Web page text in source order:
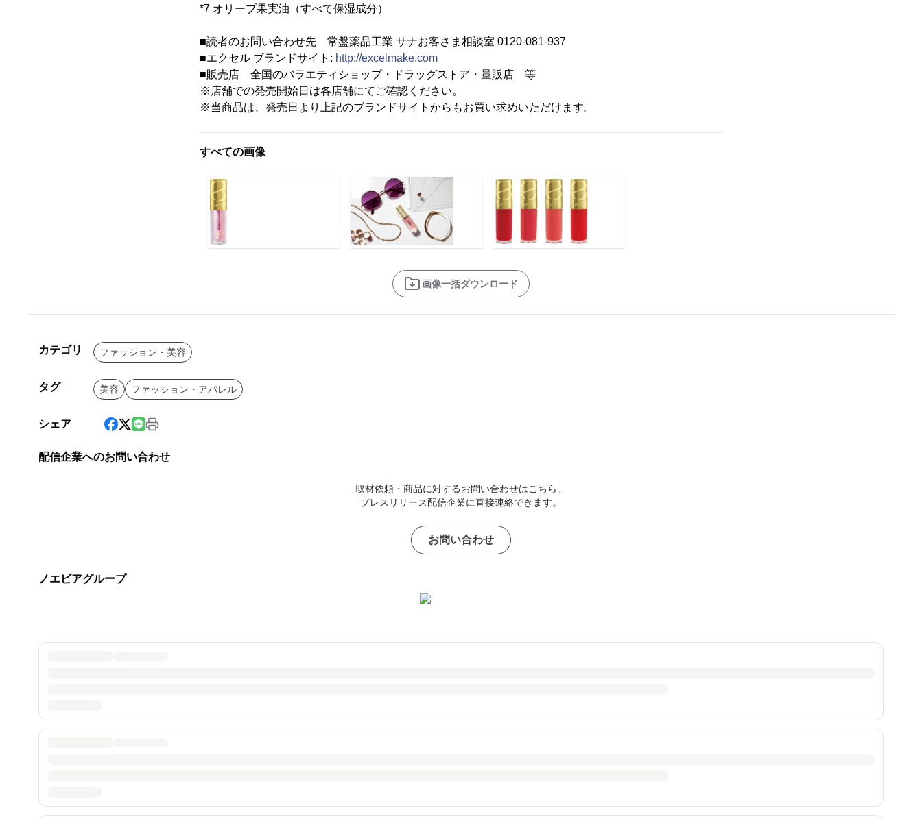
*7 オリーブ果実油（すべて保湿成分）
■読者のお問い合わせ先 常盤薬品工業 サナお客さま相談室 0120-081-937
■エクセル ブランドサイト: http://excelmake.com
■販売店 全国のバラエティショップ・ドラッグストア・量販店 等
※店舗での発売開始日は各店舗にてご確認ください。
※当商品は、発売日より上記のブランドサイトからもお買い求めいただけます。
すべての画像
画像一括ダウンロード
カテゴリ ファッション・美容
タグ 美容 ファッション・アパレル
シェア
配信企業へのお問い合わせ
取材依頼・商品に対するお問い合わせはこちら。
プレスリリース配信企業に直接連絡できます。
お問い合わせ
ノエビアグループ